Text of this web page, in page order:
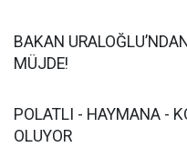
BAKAN
MÜJDE!
POLATLI - HAYMANA -
OLUYOR